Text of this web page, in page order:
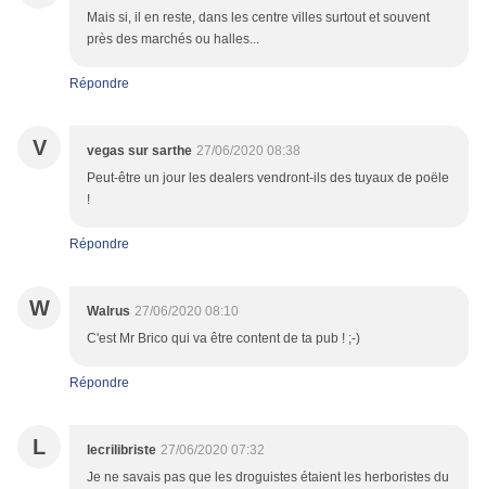
Mais si, il en reste, dans les centre villes surtout et souvent
près des marchés ou halles...
Répondre
V vegas sur sarthe 27/06/2020 08:38
Peut-être un jour les dealers vendront-ils des tuyaux de poële
!
Répondre
W Walrus 27/06/2020 08:10
C'est Mr Brico qui va être content de ta pub ! ;-)
Répondre
L lecrilibriste 27/06/2020 07:32
Je ne savais pas que les droguistes étaient les herboristes du